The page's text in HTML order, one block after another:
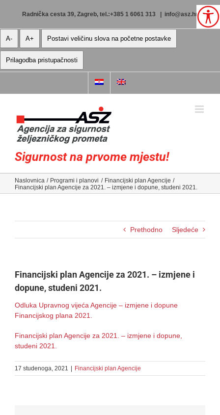
Radnička cesta 39, Zagreb, tel.:+385 1 6061 313 info@asz.hr
A- A+ Postavi veličinu slova na početne postavke
Prilagodba pristupačnosti
Sigurnost na prvome mjestu!
Naslovnica Programi i planovi
Financijski plan Agencije
Financijski plan Agencije za 2021. – izmjene i dopune, studeni 2021.
Prethodno Sljedeće
Financijski plan Agencije za 2021. – izmjene i
dopune, studeni 2021.
Odluka Upravnog vijeća Agencije – izmjene i dopune
Financijskog plana 2021.
Financijski plan Agencije za 2021. – izmjene i dopune,
studeni 2021.
17 studenoga, 2021 Financijski plan Agencije